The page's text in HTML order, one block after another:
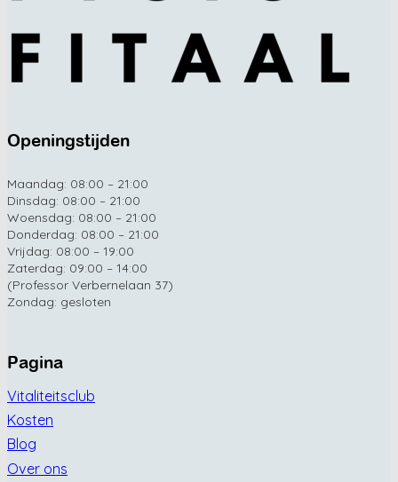
Openingstijden
Maandag: 08:00 – 21:00
Dinsdag: 08:00 – 21:00
Woensdag: 08:00 – 21:00
Donderdag: 08:00 – 21:00
Vrijdag: 08:00 – 19:00
Zaterdag: 09:00 – 14:00
(Professor Verbernelaan 37)
Zondag: gesloten
Pagina
Vitaliteitsclub
Kosten
Blog
Over ons